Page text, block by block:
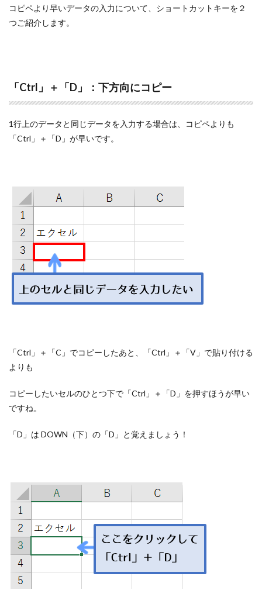
コピペより早いデータの入力について、ショートカットキーを２
つご紹介します。
「Ctrl」＋「D」：下方向にコピー
1行上のデータと同じデータを入力する場合は、コピペよりも
「Ctrl」＋「D」が早いです。
「Ctrl」＋「C」でコピーしたあと、「Ctrl」＋「V」で貼り付ける
よりも
コピーしたいセルのひとつ下で「Ctrl」＋「D」を押すほうが早い
ですね。
「D」は DOWN（下）の「D」と覚えましょう！